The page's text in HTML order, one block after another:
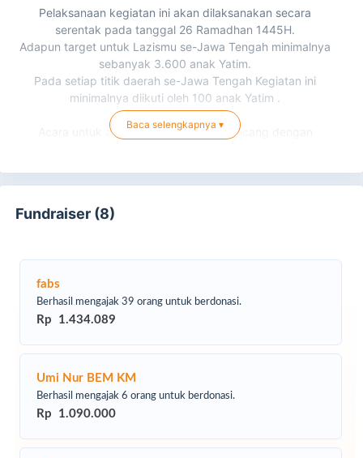
Pelaksanaan kegiatan ini akan dilaksanakan secara
serentak pada tanggal 26 Ramadhan 1445H.
Adapun target untuk Lazismu se-Jawa Tengah minimalnya
sebanyak 3.600 anak Yatim.
Pada setiap titik daerah se-Jawa Tengah Kegiatan ini
minimalnya diikuti oleh 100 anak Yatim .
Acara untuk anak yatim hebat ini dirancang dengan
mereka kesempatan untuk bersenang-senang.
yang edukatif menjadi cara yang menyenangkan dan
Momen positif kebersamaan dengan anak yatim.
Memberikan ceramah inspiratif dari seorang motivator atau
tokoh inspiratif. Memberikan Kesempatan untuk anak-anak
yatim bertanya dan berbagi pengalaman.
Pemberian penghargaan kepada anak yatim yang telah
mencapai prestasi. Memberikan santunan, paket alat
sekolah atau alat pendukung lainnya.
Paket Donasi :
Rp 15.000.000,- / Paket Juara Yatim Hebat
Baca selengkapnya ▾
Fundraiser (8)
fabs
Berhasil mengajak 39 orang untuk berdonasi.
Rp 1.434.089
Umi Nur BEM KM
Berhasil mengajak 6 orang untuk berdonasi.
Rp 1.090.000